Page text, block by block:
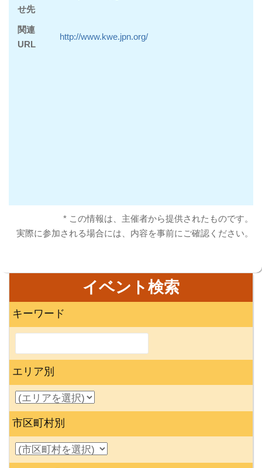
せ先
関連
URL
http://www.kwe.jpn.org/
* この情報は、主催者から提供されたものです。
実際に参加される場合には、内容を事前にご確認ください。
イベント検索
キーワード
エリア別
市区町村別